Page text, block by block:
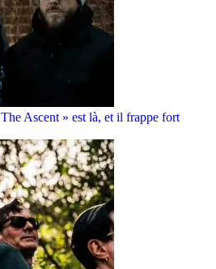
Ascent » est là, et il frappe fort